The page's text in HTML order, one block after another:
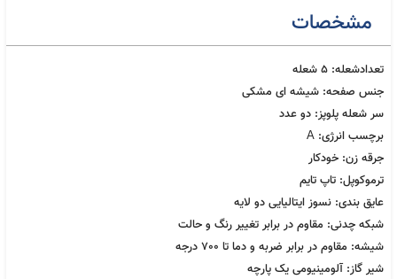
مشخصات
تعدادشعله: 5 شعله
جنس صفحه: شیشه ای مشکی
سر شعله پلوپز: دو عدد
برچسب انرژی: A
جرقه زن: خودکار
ترموکوپل: تاپ تایم
عایق بندی: نسوز ایتالیایی دو لایه
شبکه چدنی: مقاوم در برابر تغییر رنگ و حالت
شیشه: مقاوم در برابر ضربه و دما تا 700 درجه
شیر گاز: آلومینیومی یک پارچه